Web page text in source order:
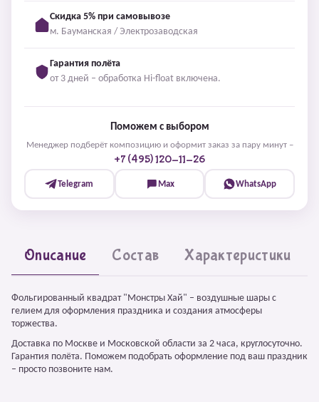
Скидка 5% при самовывозе
м. Бауманская / Электрозаводская
Гарантия полёта
от 3 дней – обработка Hi-float включена.
Поможем с выбором
Менеджер подберёт композицию и оформит заказ за пару минут –
+7 (495) 120-11-26
Telegram Max WhatsApp
Описание Состав Характеристики
Фольгированный квадрат "Монстры Хай" – воздушные шары с
гелием для оформления праздника и создания атмосферы
торжества.
Доставка по Москве и Московской области за 2 часа, круглосуточно.
Гарантия полёта. Поможем подобрать оформление под ваш праздник
– просто позвоните нам.